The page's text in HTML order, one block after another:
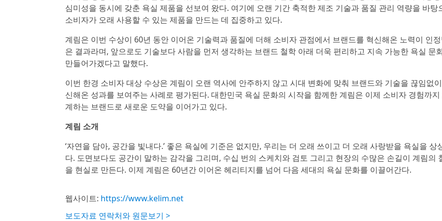
심미성을 동시에 갖춘 욕실 제품을 선보여 왔다. 여기에 오랜 기간 축적한 제조 기술과 품질 관리 역량을 바탕
소비자가 오래 사용할 수 있는 제품을 만드는 데 집중하고 있다.
계림은 이번 수상이 60년 동안 이어온 기술력과 품질에 더해 소비자 관점에서 브랜드를 혁신해온 노력이 인
은 결과라며, 앞으로도 기술보다 사람을 먼저 생각하는 브랜드 철학 아래 더욱 편리하고 지속 가능한 욕실 문
만들어가겠다고 말했다.
이번 한경 소비자 대상 수상은 계림이 오랜 역사에 안주하지 않고 시대 변화에 맞춰 브랜드와 기술을 끊임없
신해온 성과를 보여주는 사례로 평가된다. 대한민국 욕실 문화의 시작을 함께한 계림은 이제 소비자 경험까지
계하는 브랜드로 새로운 도약을 이어가고 있다.
계림 소개
‘자연을 담아, 공간을 빛내다.’ 좋은 욕실에 기준은 없지만, 우리는 더 오래 쓰이고 더 오래 사랑받을 욕실을 상
다. 도면보다도 공간이 말하는 감각을 그리며, 수십 번의 스케치와 검토 그리고 현장의 수많은 손길이 계림의
을 현실로 만든다. 이제 계림은 60년간 이어온 헤리티지를 넘어 다음 세대의 욕실 문화를 이끌어간다.
웹사이트: https://www.kelim.net
보도자료 연락처와 원문보기 >